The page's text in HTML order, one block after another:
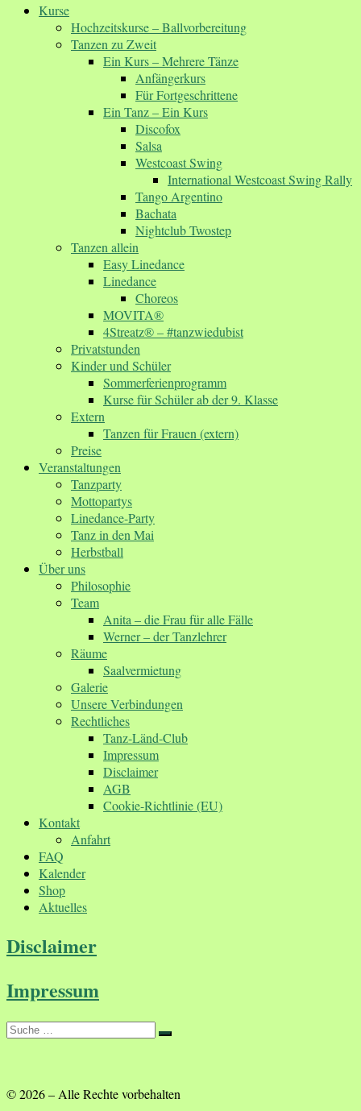
Kurse
Hochzeitskurse – Ballvorbereitung
Tanzen zu Zweit
Ein Kurs – Mehrere Tänze
Anfängerkurs
Für Fortgeschrittene
Ein Tanz – Ein Kurs
Discofox
Salsa
Westcoast Swing
International Westcoast Swing Rally
Tango Argentino
Bachata
Nightclub Twostep
Tanzen allein
Easy Linedance
Linedance
Choreos
MOVITA®
4Streatz® – #tanzwiedubist
Privatstunden
Kinder und Schüler
Sommerferienprogramm
Kurse für Schüler ab der 9. Klasse
Extern
Tanzen für Frauen (extern)
Preise
Veranstaltungen
Tanzparty
Mottopartys
Linedance-Party
Tanz in den Mai
Herbstball
Über uns
Philosophie
Team
Anita – die Frau für alle Fälle
Werner – der Tanzlehrer
Räume
Saalvermietung
Galerie
Unsere Verbindungen
Rechtliches
Tanz-Länd-Club
Impressum
Disclaimer
AGB
Cookie-Richtlinie (EU)
Kontakt
Anfahrt
FAQ
Kalender
Shop
Aktuelles
Disclaimer
Impressum
Suche
Suche
© 2026– Alle Rechte vorbehalten